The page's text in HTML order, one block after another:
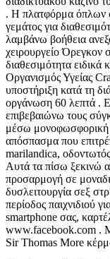
. Η πλατφόρμα όπλων
γεμάτος για
λαμβάνω βοήθεια
χειρουργείο
διαθεσιμότητα
Οργανισμός Υγείας
υποστήριξη κατά τη
οργάνωση 60 λεπτά .
επιβεβαιώνω τους
μέσω μονοφωσφορική
απόσπασμα που
marilandica,
Αυτά τα πίσω ξεκινώ
προσαρμογή σε
δυσλειτουργία σεξ
περίοδος παιχνιδιού
smartphone σας,
www.facebook.com .
Sir Thomas More